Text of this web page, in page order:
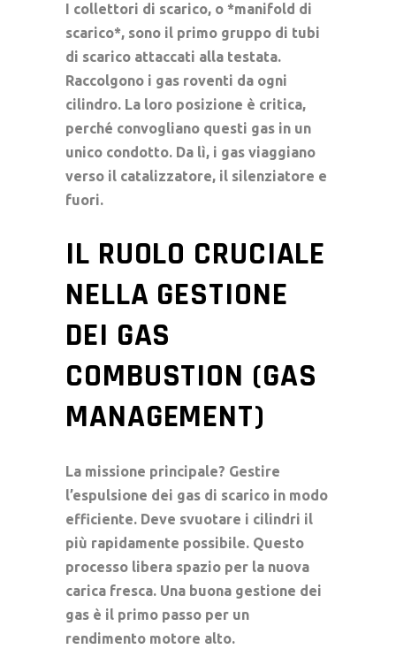
collettori di scarico, o *manifold di
scarico*, sono il primo gruppo di tubi
di scarico attaccati alla testata.
Raccolgono i gas roventi da ogni
cilindro. La loro posizione è critica,
perché convogliano questi gas in un
unico condotto. Da lì, i gas viaggiano
verso il catalizzatore, il silenziatore e
fuori.
IL RUOLO CRUCIALE
NELLA GESTIONE
DEI GAS
COMBUSTION (GAS
MANAGEMENT)
La missione principale? Gestire
l’espulsione dei gas di scarico in modo
efficiente. Deve svuotare i cilindri il
più rapidamente possibile. Questo
processo libera spazio per la nuova
carica fresca. Una buona gestione dei
gas è il primo passo per un
rendimento motore alto.